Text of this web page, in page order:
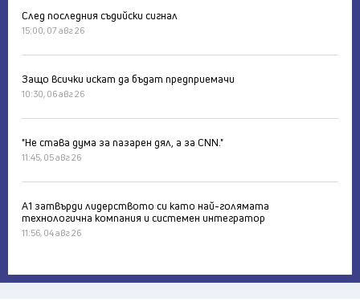
След последния съдийски сигнал
15:00, 07 авг 26
Защо всички искат да бъдат предприемачи
10:30, 06 авг 26
"Не става дума за пазарен дял, а за CNN."
11:45, 05 авг 26
А1 затвърди лидерството си като най-голямата
технологична компания и системен интегратор
11:56, 04 авг 26